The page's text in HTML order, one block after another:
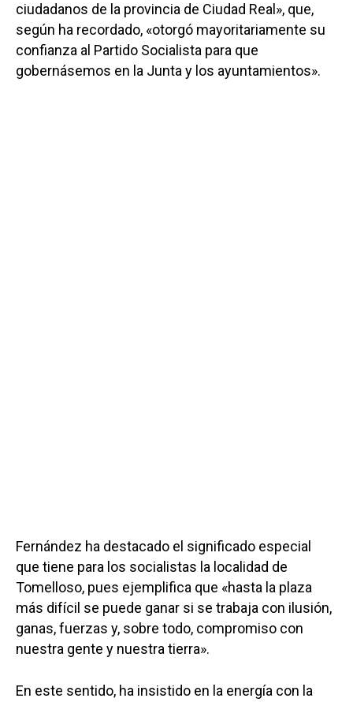
ciudadanos de la provincia de Ciudad Real», que,
según ha recordado, «otorgó mayoritariamente su
confianza al Partido Socialista para que
gobernásemos en la Junta y los ayuntamientos».
Fernández ha destacado el significado especial
que tiene para los socialistas la localidad de
Tomelloso, pues ejemplifica que «hasta la plaza
más difícil se puede ganar si se trabaja con ilusión,
ganas, fuerzas y, sobre todo, compromiso con
nuestra gente y nuestra tierra».
En este sentido, ha insistido en la energía con la